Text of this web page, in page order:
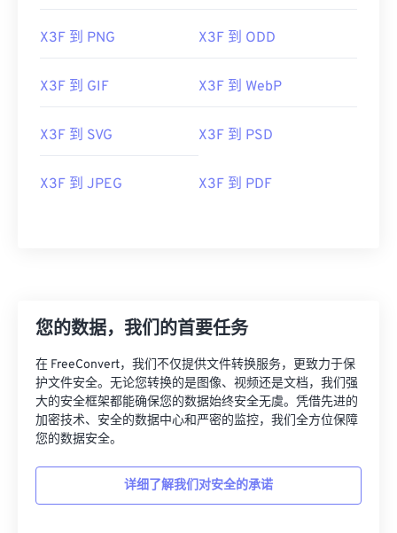
X3F 到 PNG X3F 到 ODD
X3F 到 GIF X3F 到 WebP
X3F 到 SVG X3F 到 PSD
X3F 到 JPEG X3F 到 PDF
您的数据，我们的首要任务
在 FreeConvert，我们不仅提供文件转换服务，更致力于保
护文件安全。无论您转换的是图像、视频还是文档，我们强
大的安全框架都能确保您的数据始终安全无虞。凭借先进的
加密技术、安全的数据中心和严密的监控，我们全方位保障
您的数据安全。
详细了解我们对安全的承诺